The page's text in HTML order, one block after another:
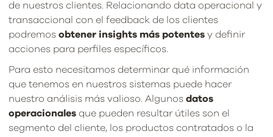
de nuestros clientes. Relacionando data operacional y
transaccional con el feedback de los clientes
podremos obtener insights más potentes y definir
acciones para perfiles específicos.
Para esto necesitamos determinar qué información
que tenemos en nuestros sistemas puede hacer
nuestro análisis más valioso. Algunos datos
operacionales que pueden resultar útiles son el
segmento del cliente, los productos contratados o la